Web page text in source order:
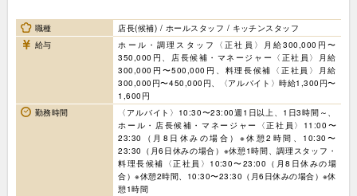
職種
店長(候補) / ホールスタッフ / キッチンスタッフ
給与
ホール・調理スタッフ〈正社員〉月給300,000円〜
350,000円、店長候補・マネージャー〈正社員〉月給
300,000円〜500,000円、料理長候補〈正社員〉月給
300,000円〜450,000円、〈アルバイト〉時給1,300円〜
1,600円
勤務時間
〈アルバイト〉10:30〜23:00週1日以上、1日3時間～、
ホール・店長候補・マネージャー〈正社員〉11:00〜
23:30（月8日休みの場合）※休憩2時間、10:30〜
23:30（月6日休みの場合）※休憩1時間、調理スタッフ・
料理長候補〈正社員〉10:30〜23:00（月8日休みの場
合）※休憩2時間、10:30〜23:30（月6日休みの場合）※休
憩1時間